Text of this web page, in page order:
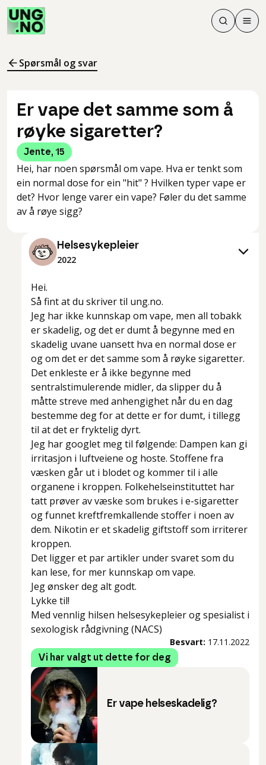
Søk
Søk
Meny
Spørsmål og svar
Er vape det samme som å
røyke sigaretter?
Jente, 15
Hei, har noen spørsmål om vape. Hva er tenkt som
ein normal dose for ein "hit" ? Hvilken typer vape er
det? Hvor lenge varer ein vape? Føler du det samme
av å røye sigg?
Helsesykepleier
2022
Hei.
Så fint at du skriver til ung.no.
Jeg har ikke kunnskap om vape, men all tobakk
er skadelig, og det er dumt å begynne med en
skadelig uvane uansett hva en normal dose er
og om det er det samme som å røyke sigaretter.
Det enkleste er å ikke begynne med
sentralstimulerende midler, da slipper du å
måtte streve med anhengighet når du en dag
bestemme deg for at dette er for dumt, i tillegg
til at det er fryktelig dyrt.
Jeg har googlet meg til følgende: Dampen kan gi
irritasjon i luftveiene og hoste. Stoffene fra
væsken går ut i blodet og kommer til i alle
organene i kroppen. Folkehelseinstituttet har
tatt prøver av væske som brukes i e-sigaretter
og funnet kreftfremkallende stoffer i noen av
dem. Nikotin er et skadelig giftstoff som irriterer
kroppen.
Det ligger et par artikler under svaret som du
kan lese, for mer kunnskap om vape.
Jeg ønsker deg alt godt.
Lykke til!
Med vennlig hilsen helsesykepleier og spesialist i
sexologisk rådgivning (NACS)
Besvart: 17.11.2022
Vi har valgt ut dette for deg
Er vape helseskadelig?